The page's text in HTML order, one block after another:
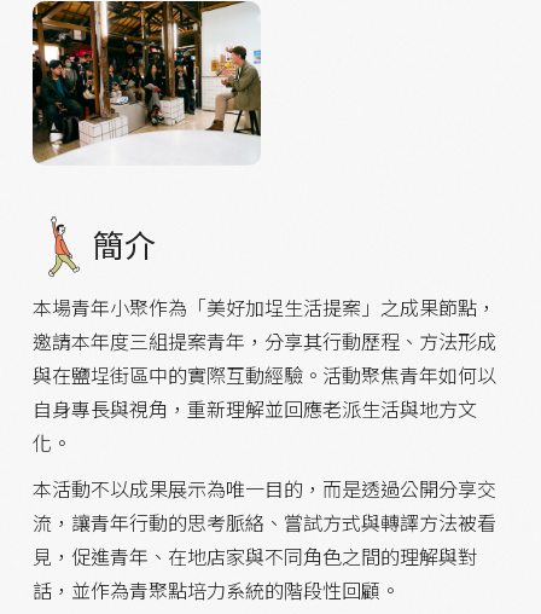
簡介
本場青年小聚作為「美好加埕生活提案」之成果節點，
邀請本年度三組提案青年，分享其行動歷程、方法形成
與在鹽埕街區中的實際互動經驗。活動聚焦青年如何以
自身專長與視角，重新理解並回應老派生活與地方文
化。
本活動不以成果展示為唯一目的，而是透過公開分享交
流，讓青年行動的思考脈絡、嘗試方式與轉譯方法被看
見，促進青年、在地店家與不同角色之間的理解與對
話，並作為青聚點培力系統的階段性回顧。